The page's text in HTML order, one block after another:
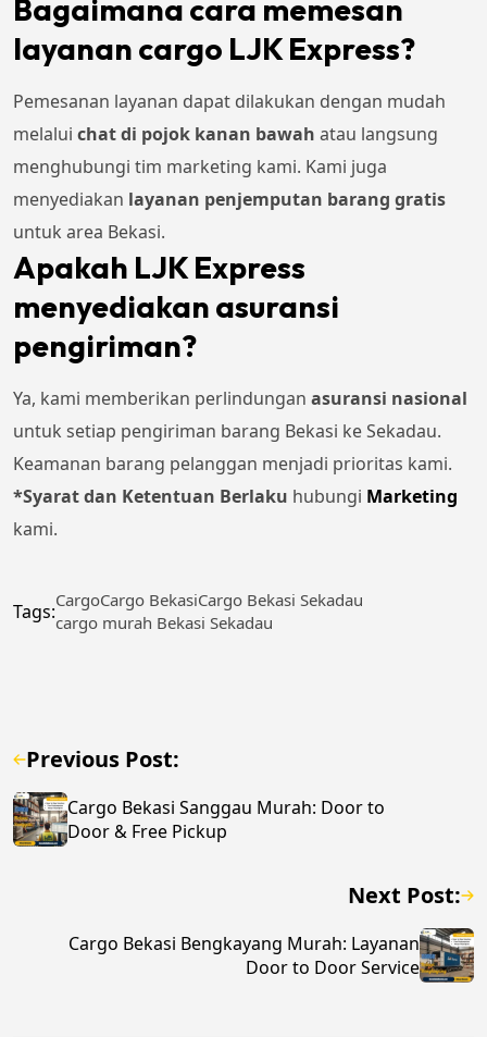
Bagaimana cara memesan
layanan cargo LJK Express?
Pemesanan layanan dapat dilakukan dengan mudah
melalui chat di pojok kanan bawah atau langsung
menghubungi tim marketing kami. Kami juga
menyediakan layanan penjemputan barang gratis
untuk area Bekasi.
Apakah LJK Express
menyediakan asuransi
pengiriman?
Ya, kami memberikan perlindungan asuransi nasional
untuk setiap pengiriman barang Bekasi ke Sekadau.
Keamanan barang pelanggan menjadi prioritas kami.
*Syarat dan Ketentuan Berlaku hubungi Marketing
kami.
Tags:CargoCargo BekasiCargo Bekasi Sekadau
cargo murah Bekasi Sekadau
Previous Post:
Cargo Bekasi Sanggau Murah: Door to
Door & Free Pickup
Next Post:
Cargo Bekasi Bengkayang Murah: Layanan
Door to Door Service